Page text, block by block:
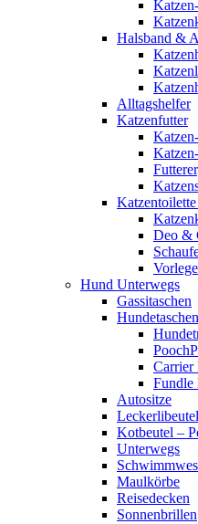
Halsband &
Alltagshelfer
Katzenfutter
Deo &
Hund Unterwegs
Gassitaschen
Hundetaschen
Carrier
Fundle
Autositze
Leckerlibeutel
Kotbeutel –
Unterwegs
Maulkörbe
Reisedecken
Sonnenbrillen